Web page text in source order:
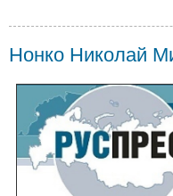
Нонко Николай